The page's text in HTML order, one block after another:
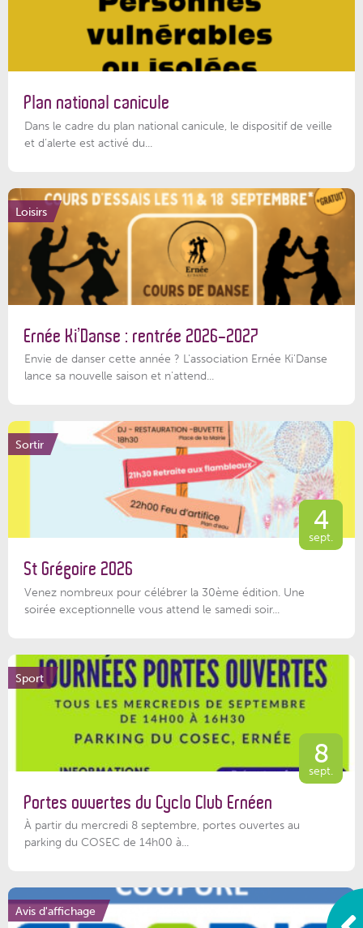
Plan national canicule
Dans le cadre du plan national canicule, le dispositif de veille
et d’alerte est activé du...
Loisirs
Ernée Ki’Danse : rentrée 2026-2027
Envie de danser cette année ? L'association Ernée Ki'Danse
lance sa nouvelle saison et n'attend...
Sortir
4
sept.
St Grégoire 2026
Venez nombreux pour célébrer la 30ème édition. Une
soirée exceptionnelle vous attend le samedi soir...
Sport
8
sept.
Portes ouvertes du Cyclo Club Ernéen
À partir du mercredi 8 septembre, portes ouvertes au
parking du COSEC de 14h00 à...
Avis d'affichage